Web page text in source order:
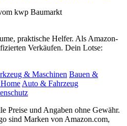
praktische Helfer. Als Amazon-
Verkäufen. Dein Lotse:
& Maschinen Bauen &
Auto & Fahrzeug
Preise und Angaben ohne Gewähr.
sind Marken von Amazon.com,